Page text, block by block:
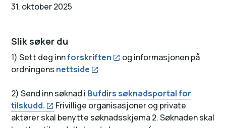
31. oktober 2025
Slik søker du
1) Sett deg innforskriften
og informasjonen på
ordningens nettside
2) Send inn søknad i Bufdirs søknadsportal for
tilskudd.
Frivillige organisasjoner og private
aktører skal benytte søknadsskjema 2. Søknaden skal